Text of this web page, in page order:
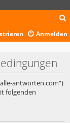
c
Anmelden
antworten.com“)
folgenden